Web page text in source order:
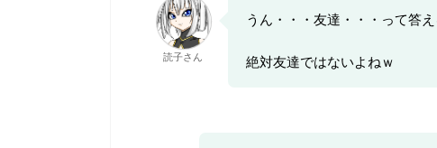
読子さん
うん・・・友達・・・って答
絶対友達ではないよねｗ